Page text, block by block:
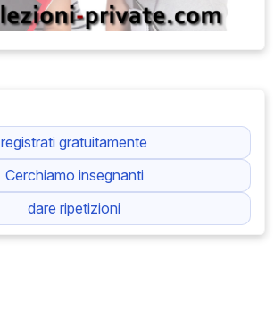
registrati gratuitamente
Cerchiamo insegnanti
dare ripetizioni